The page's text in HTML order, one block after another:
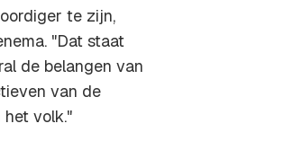
te zijn,
"Dat staat
de belangen van
van de
volk."